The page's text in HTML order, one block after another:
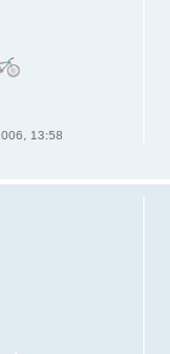
13:58